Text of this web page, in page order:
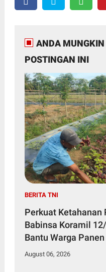
ANDA
POSTINGAN INI
BERITA TNI
Perkuat Ketahanan
Babinsa Koramil
Bantu Warga
August 06, 2026